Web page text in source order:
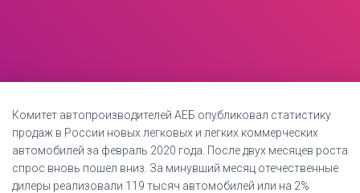
Комитет автопроизводителей АЕБ опубликовал статистику
продаж в России новых легковых и легких коммерческих
автомобилей за февраль 2020 года. После двух месяцев роста
спрос вновь пошел вниз. За минувший месяц отечественные
дилеры реализовали 119 тысяч автомобилей или на 2%